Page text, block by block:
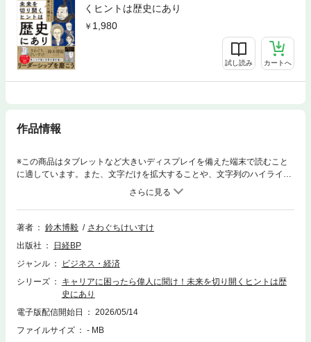
くヒントは歴史にあり
1,980
試し読み カートへ
作品情報
※この商品はタブレットなど大きいディスプレイを備えた端末で読むこと
に適しています。また、文字だけを拡大することや、文字列のハイライ
ト、検索、辞書の参照、引用などの機能が使用できません。仕事やキャリ
アに悩むあなたへ――リーダーシップを20人の偉人たちから学べる1冊。●
こんな人におすすめ・自分の力や判断力で課題を解決したい人・リーダー
シップに不安を感じている人・チームを成功に導く方法を見つけたい人・
人・「失敗するのが怖い」人・想定外のトラブルで、慌ててしまいがちな
人突然リーダーに抜擢された28歳の主人公・昆萌香が、葛藤しながらも成
を動かした偉人たちと同じ道筋をたどっています。偉人たちの知恵が現代
のビジネスにどう応用できるのか、ビジネス戦略コンサルタント・鈴木博
毅さんが分かりやすく解説。本書では北条政子、ナイチンゲール、徳川家
たちのリーダー術を日々の生活に生かせるヒントとして紹介します。迷っ
著者 鈴木博毅
さわぐちけいすけ
出版社
日経BP
ジャンル
ビジネス・経済
シリーズ
キャリアに困ったら偉人に聞け！未来を切り開くヒントは歴
史にあり
電子版配信開始日
2026/05/14
ファイルサイズ
- MB